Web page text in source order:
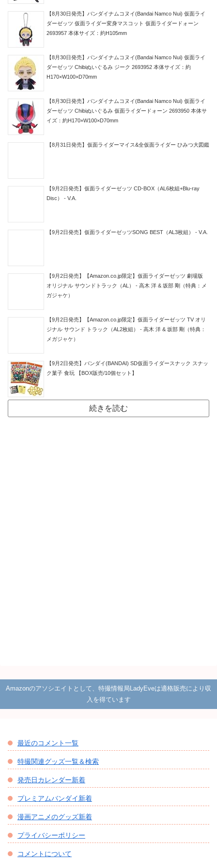
【8月30日発売】バンダイナムコヌイ(Bandai Namco Nui) 仮面ライ
ダーゼッツ 仮面ライダー変身マスコット 仮面ライダードォーン
2693957 本体サイズ：約H105mm
【8月30日発売】バンダイナムコヌイ(Bandai Namco Nui) 仮面ライ
ダーゼッツ Chibiぬいぐるみ ジーク 2693952 本体サイズ：約
H170×W100×D70mm
【8月30日発売】バンダイナムコヌイ(Bandai Namco Nui) 仮面ライ
ダーゼッツ Chibiぬいぐるみ 仮面ライダードォーン 2693950 本体サ
イズ：約H170×W100×D70mm
【8月31日発売】仮面ライダーマイス&全仮面ライダー ひみつ大図鑑
【9月2日発売】仮面ライダーゼッツ CD-BOX（AL6枚組+Blu-ray
Disc） - V.A.
【9月2日発売】仮面ライダーゼッツSONG BEST（AL3枚組） - V.A.
【9月2日発売】【Amazon.co.jp限定】仮面ライダーゼッツ 劇場版
オリジナル サウンドトラック（AL） - 高木 洋 & 坂部 剛（特典：メ
ガジャケ）
【9月2日発売】【Amazon.co.jp限定】仮面ライダーゼッツ TV オリ
ジナル サウンド トラック（AL2枚組） - 高木 洋 & 坂部 剛（特典：
メガジャケ）
【9月2日発売】バンダイ(BANDAI) SD仮面ライダースナック スナッ
ク菓子 食玩 【BOX販売/10個セット】
続きを読む
Amazonのアソシエイトとして、特撮情報局LadyEveは適格販売により収
入を得ています
最近のコメント一覧
特撮関連グッズ一覧＆検索
発売日カレンダー新着
プレミアムバンダイ新着
漫画アニメのグッズ新着
プライバシーポリシー
コメントについて